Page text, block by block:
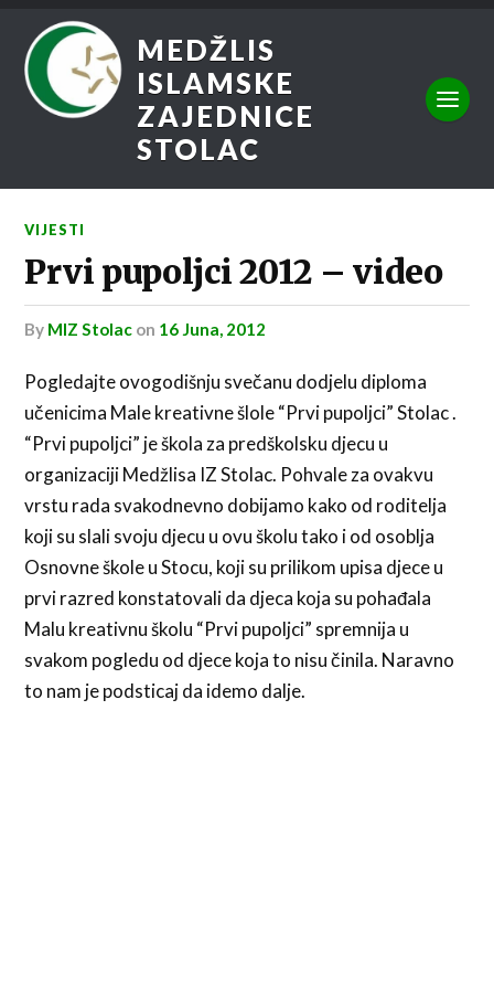
MEDŽLIS
ISLAMSKE
ZAJEDNICE
STOLAC
VIJESTI
Prvi pupoljci 2012 – video
by MIZ Stolac on 16 Juna, 2012
Pogledajte ovogodišnju svečanu dodjelu diploma
učenicima Male kreativne šlole “Prvi pupoljci” Stolac .
“Prvi pupoljci” je škola za predškolsku djecu u
organizaciji Medžlisa IZ Stolac. Pohvale za ovakvu
vrstu rada svakodnevno dobijamo kako od roditelja
koji su slali svoju djecu u ovu školu tako i od osoblja
Osnovne škole u Stocu, koji su prilikom upisa djece u
prvi razred konstatovali da djeca koja su pohađala
Malu kreativnu školu “Prvi pupoljci” spremnija u
svakom pogledu od djece koja to nisu činila. Naravno
to nam je podsticaj da idemo dalje.